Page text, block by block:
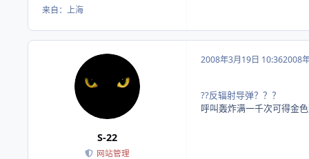
来自： 上海
S-22
网站管理
2008年3月19日 10:362008
??反辐射导弹？？？
呼叫轰炸满一千次可得金